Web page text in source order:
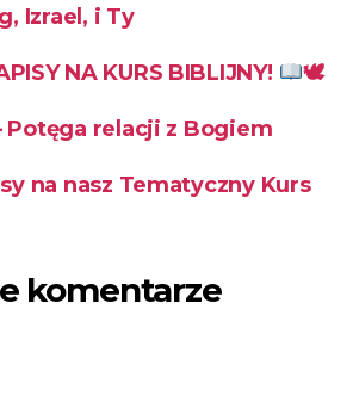
Izrael, i Ty
NA KURS BIBLIJNY! 🕊
Potęga relacji z Bogiem
na nasz Tematyczny Kurs
komentarze